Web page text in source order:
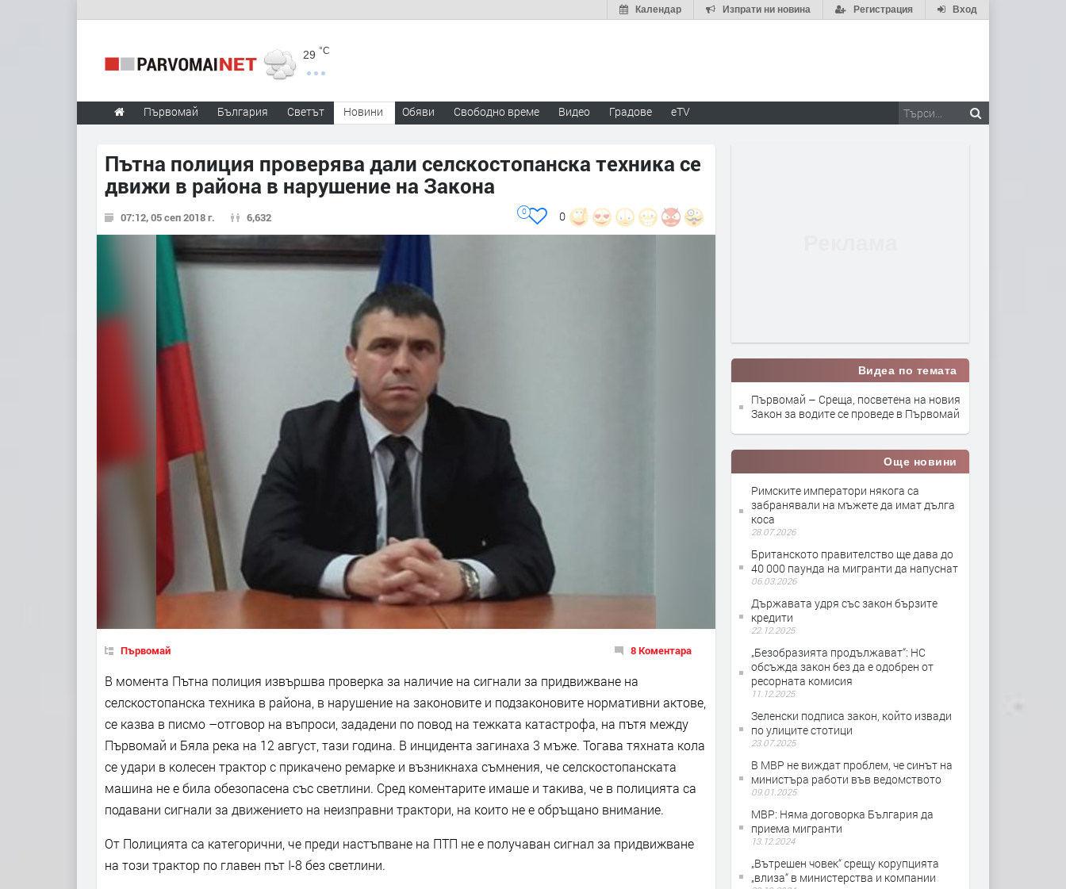
Вход
Регистрация
Изпрати ни новина
Календар
29 °C
Първомай България Светът Новини Обяви Свободно време Видео Градове eTV
Пътна полиция проверява дали селскостопанска техника се
движи в района в нарушение на Закона
07:12, 05 сеп 2018 г. 6,632 0
0
Първомай 8 Коментара
В момента Пътна полиция извършва проверка за наличие на сигнали за придвижване на
селскостопанска техника в района, в нарушение на законовите и подзаконовите нормативни актове,
се казва в писмо –отговор на въпроси, зададени по повод на тежката катастрофа, на пътя между
Първомай и Бяла река на 12 август, тази година. В инцидента загинаха 3 мъже. Тогава тяхната кола
се удари в колесен трактор с прикачено ремарке и възникнаха съмнения, че селскостопанската
машина не е била обезопасена със светлини. Сред коментарите имаше и такива, че в полицията са
подавани сигнали за движението на неизправни трактори, на които не е обръщано внимание.
От Полицията са категорични, че преди настъпване на ПТП не е получаван сигнал за придвижване
на този трактор по главен път І-8 без светлини.
Видеа по темата
Първомай – Среща, посветена на новия
Закон за водите се проведе в Първомай
Още новини
Римските императори някога са
забранявали на мъжете да имат дълга
коса
28.07.2026
Британското правителство ще дава до
40 000 паунда на мигранти да напуснат
06.03.2026
Държавата удря със закон бързите
кредити
22.12.2025
„Безобразията продължават“: НС
обсъжда закон без да е одобрен от
ресорната комисия
11.12.2025
Зеленски подписа закон, който извади
по улиците стотици
23.07.2025
В МВР не виждат проблем, че синът на
министъра работи във ведомството
09.01.2025
МВР: Няма договорка България да
приема мигранти
13.12.2024
„Вътрешен човек“ срещу корупцията
„влиза“ в министерства и компании